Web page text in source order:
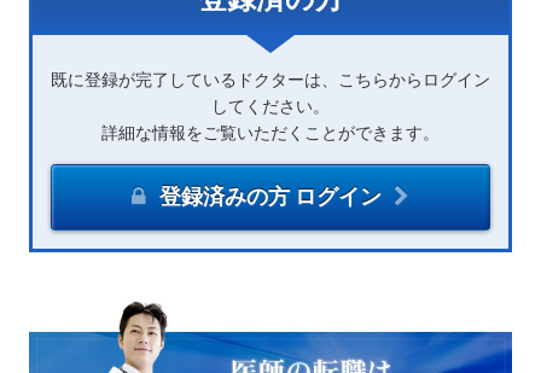
既に登録が完了しているドクターは、こちらからログイン
してください。
詳細な情報をご覧いただくことができます。
登録済みの方 ログイン